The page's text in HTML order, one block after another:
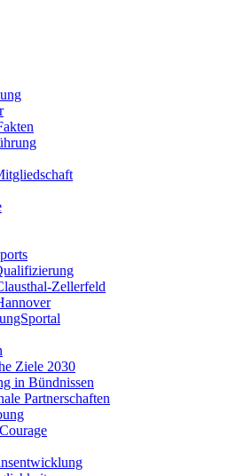
Zellerfeld
Ziele 2030
in Bündnissen
Partnerschaften